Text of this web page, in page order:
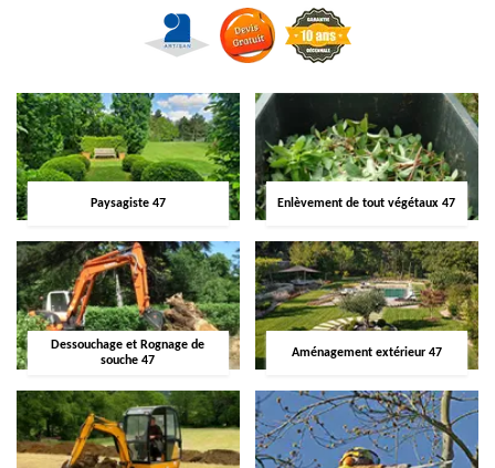
Paysagiste 47 Enlèvement de tout végétaux 47
Dessouchage et Rognage de
souche 47
Aménagement extérieur 47